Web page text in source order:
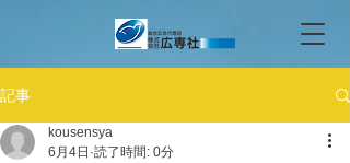
記事
kousensya
6月4日 読了時間: 0分